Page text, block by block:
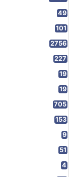
49
101
2756
227
19
19
705
153
9
51
4